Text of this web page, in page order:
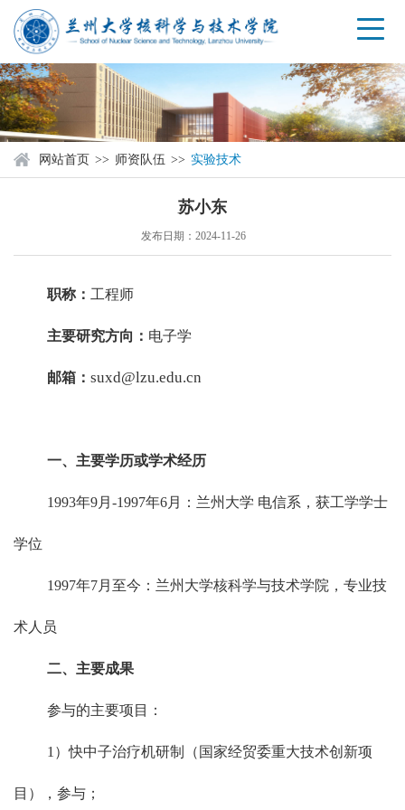
网站首页 >> 师资队伍 >> 实验技术
苏小东
发布日期： 2024-11-26
职称： 工程师
主要研究方向： 电子学
邮箱： suxd@lzu.edu.cn
一、主要学历或学术经历
1993年9月-1997年6月：兰州大学 电信系，获工学学士
学位
1997年7月至今：兰州大学核科学与技术学院，专业技
术人员
二、主要成果
参与的主要项目：
1）快中子治疗机研制（国家经贸委重大技术创新项
目），参与；